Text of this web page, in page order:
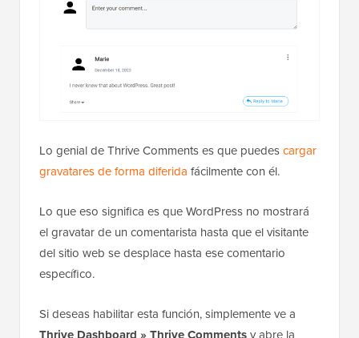
Lo genial de Thrive Comments es que puedescargar
gravatares de forma diferida fácilmente con él.
Lo que eso significa es que WordPress no mostrará
el gravatar de un comentarista hasta que el visitante
del sitio web se desplace hasta ese comentario
específico.
Si deseas habilitar esta función, simplemente ve a